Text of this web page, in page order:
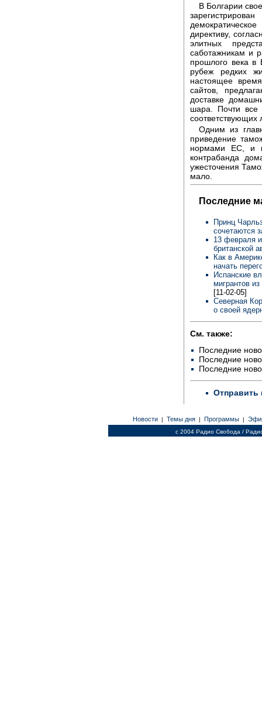
В Болгарии
директиву,
элитных
саботажникам и
прошлого века в
рубеж редких
настоящее
сайтов,
доставке
шара. Почти
соответствующих
Одним из
приведение
нормами ЕС, и
контрабанда
ужесточения
мало.
Последние
Принц
сочетаются
13 февраля
британской
Как в
начать
Испанские
мигрантов
[11-02-05]
Северная
о своей
См. также:
Последние
Последние
Последние
Отправить
Новости | Темы дня | Программы |
c 2004 Радио Свобода /